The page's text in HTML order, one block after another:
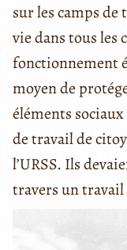
sur les camps de
vie dans tous les
fonctionnement
moyen de
éléments
de travail de
l’URSS. Ils
travers un